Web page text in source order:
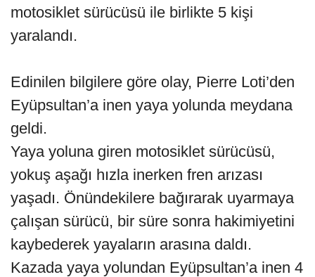
motosiklet sürücüsü ile birlikte 5 kişi
yaralandı.
Edinilen bilgilere göre olay, Pierre Loti’den
Eyüpsultan’a inen yaya yolunda meydana
geldi.
Yaya yoluna giren motosiklet sürücüsü,
yokuş aşağı hızla inerken fren arızası
yaşadı. Önündekilere bağırarak uyarmaya
çalışan sürücü, bir süre sonra hakimiyetini
kaybederek yayaların arasına daldı.
Kazada yaya yolundan Eyüpsultan’a inen 4